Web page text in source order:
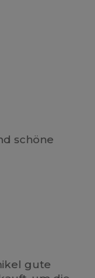
schöne
gute